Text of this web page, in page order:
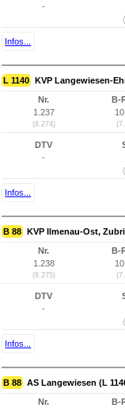
-
Infos...
L 1140 KVP Langewiesen-
Nr.
1.237
(8.274)
B-
DTV
-
Infos...
B 88 KVP Ilmenau-Ost,
Nr.
1.238
(8.275)
B-
DTV
-
Infos...
B 88 AS Langewiesen (L
Nr.
B-